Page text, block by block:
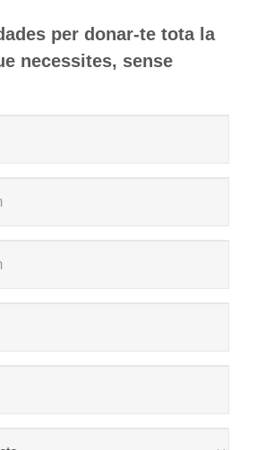
per donar-te tota la
necessites, sense